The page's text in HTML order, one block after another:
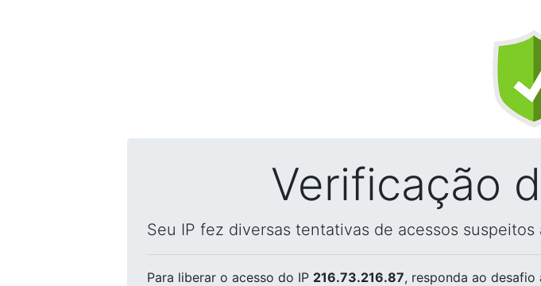
Verificação
Seu IP fez diversas tentativas de acessos
Para liberar o acesso do IP 216.73.216.87, responda ao desafio